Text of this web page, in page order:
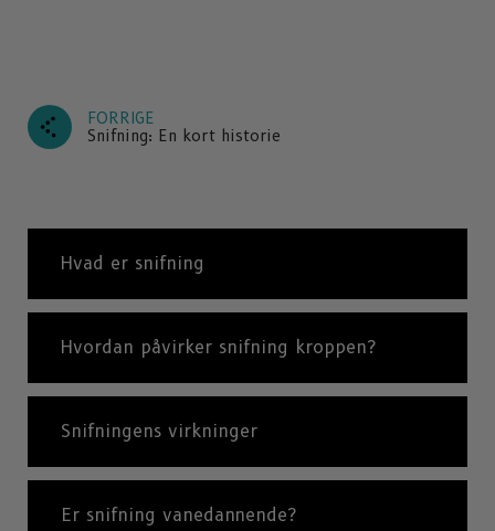
FORRIGE
Snifning: En kort historie
Hvad er snifning
Hvordan påvirker snifning kroppen?
Snifningens virkninger
Er snifning vanedannende?